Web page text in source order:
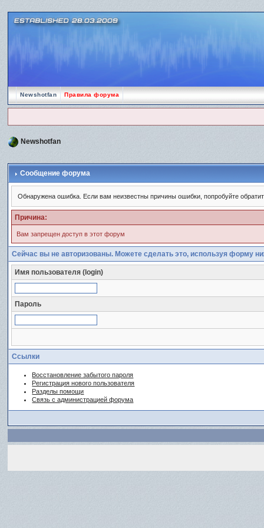
Newshotfan Правила форума
Newshotfan
Сообщение форума
Обнаружена ошибка. Если вам неизвестны причины ошибки, попробуйте
Причина:
Вам запрещен доступ в этот форум
Сейчас вы не авторизованы. Можете сделать это, используя форму
Имя пользователя (login)
Пароль
Ссылки
Восстановление забытого пароля
Регистрация нового пользователя
Разделы помощи
Связь с администрацией форума